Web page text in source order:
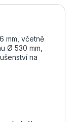
mm, včetně
Ø 530 mm,
na